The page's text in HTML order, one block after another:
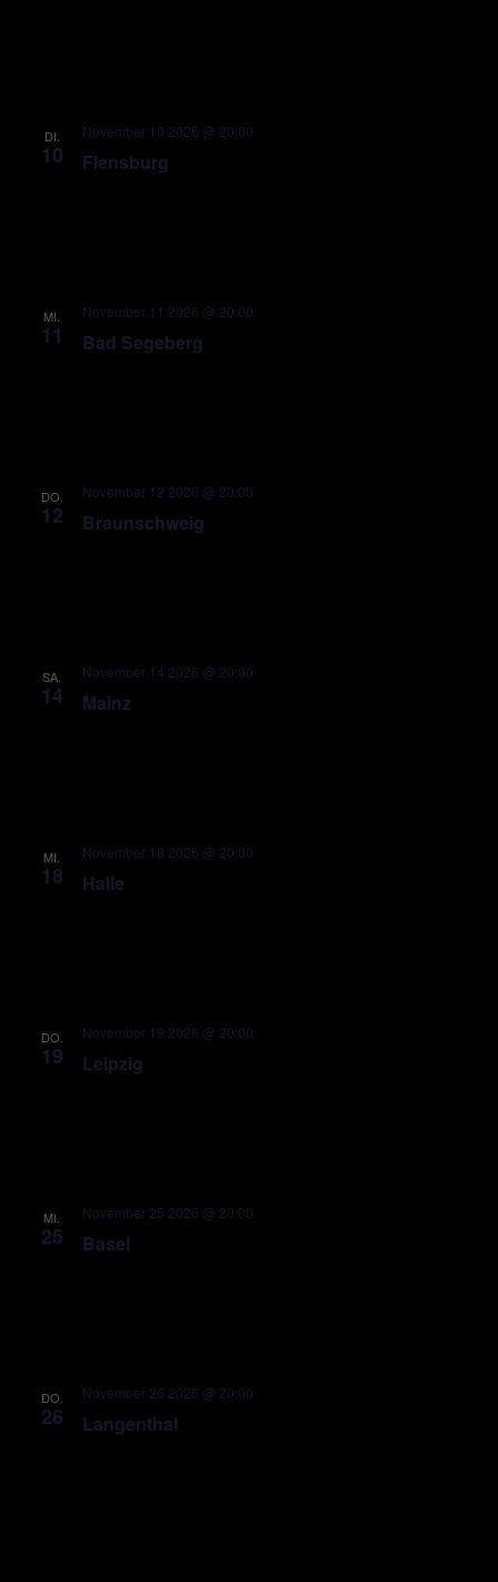
DI.
10 Flensburg
November 10 2026 @ 20:00
MI.
11 Bad Segeberg
November 11 2026 @ 20:00
DO.
12 Braunschweig
November 12 2026 @ 20:00
SA.
14 Mainz
November 14 2026 @ 20:00
MI.
18 Halle
November 18 2026 @ 20:00
DO.
19 Leipzig
November 19 2026 @ 20:00
MI.
25 Basel
November 25 2026 @ 20:00
DO.
26 Langenthal
November 26 2026 @ 20:00